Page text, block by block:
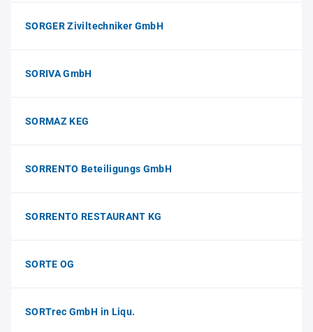
SORGER Ziviltechniker GmbH
SORIVA GmbH
SORMAZ KEG
SORRENTO Beteiligungs GmbH
SORRENTO RESTAURANT KG
SORTE OG
SORTrec GmbH in Liqu.